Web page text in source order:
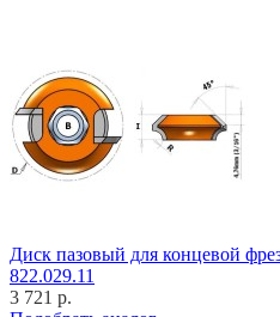
Диск пазовый для концевой
822.029.11
3 721 р.